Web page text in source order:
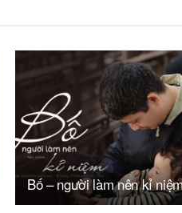
Bố – người làm nên kỉ